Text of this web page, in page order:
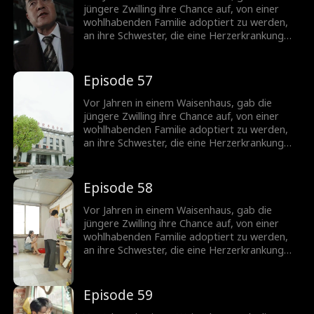
Leben im Haus ihrer Schwiegereltern,
betrogen und schließlich bis zum Tod
geschädigt. Die ältere Schwester schwört,
jüngere Zwilling ihre Chance auf, von einer
wohlhabenden Familie adoptiert zu werden,
an ihre Schwester, die eine Herzerkrankung
spart keine Kosten, um nach ihrer Schwester
zu suchen. In der Zwischenzeit leidet die
jüngere Schwester unter einem schwierigen
Leben im Haus ihrer Schwiegereltern,
betrogen und schließlich bis zum Tod
geschädigt. Die ältere Schwester schwört,
Episode 57
Vor Jahren in einem Waisenhaus, gab die
jüngere Zwilling ihre Chance auf, von einer
wohlhabenden Familie adoptiert zu werden,
an ihre Schwester, die eine Herzerkrankung
spart keine Kosten, um nach ihrer Schwester
zu suchen. In der Zwischenzeit leidet die
jüngere Schwester unter einem schwierigen
Leben im Haus ihrer Schwiegereltern,
betrogen und schließlich bis zum Tod
geschädigt. Die ältere Schwester schwört,
Episode 58
Vor Jahren in einem Waisenhaus, gab die
jüngere Zwilling ihre Chance auf, von einer
wohlhabenden Familie adoptiert zu werden,
an ihre Schwester, die eine Herzerkrankung
spart keine Kosten, um nach ihrer Schwester
zu suchen. In der Zwischenzeit leidet die
Episode 59